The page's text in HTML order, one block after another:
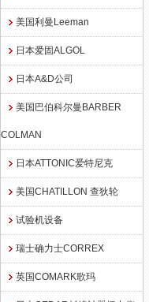
美国利曼Leeman
日本爱固ALGOL
日本A&D公司
美国巴伯科尔曼BARBER
COLMAN
日本ATTONIC爱特尼克
美国CHATILLON 查狄轮
试验机设备
瑞士确力士CORREX
英国COMARK歌玛